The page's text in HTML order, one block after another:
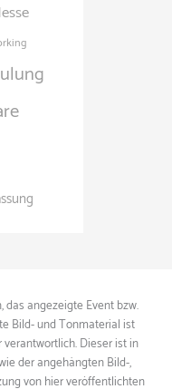
angezeigte Event bzw.
Bild- und Tonmaterial ist
Dieser ist in
der angehängten Bild-,
von hier veröffentlichten